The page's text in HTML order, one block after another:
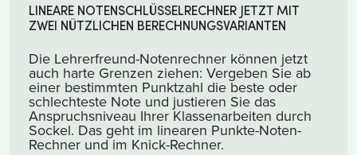
LINEARE NOTENSCHLÜSSELRECHNER JETZT MIT
ZWEI NÜTZLICHEN BERECHNUNGSVARIANTEN
Die Lehrerfreund-Notenrechner können jetzt
auch harte Grenzen ziehen: Vergeben Sie ab
einer bestimmten Punktzahl die beste oder
schlechteste Note und justieren Sie das
Anspruchsniveau Ihrer Klassenarbeiten durch
Sockel. Das geht im linearen Punkte-Noten-
Rechner und im Knick-Rechner.